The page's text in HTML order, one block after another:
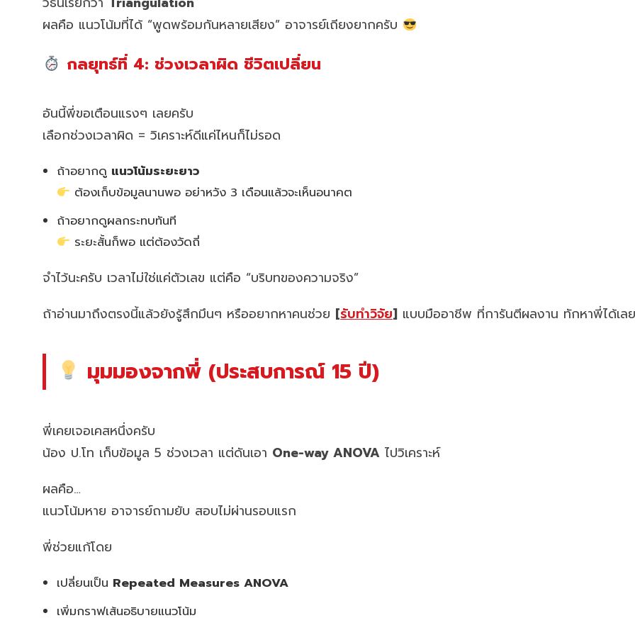
ผลคือ แนวโน้มที่ได้ “พูดพร้อมกันหลายเสียง” อาจารย์เถียงยากครับ
กลยุทธ์ที่ 4: ช่วงเวลาผิด ชีวิตเปลี่ยน
อันนี้พี่ขอเตือนแรงๆ เลยครับ
เลือกช่วงเวลาผิด = วิเคราะห์ดีแค่ไหนก็ไม่รอด
ถ้าอยากดู แนวโน้มระยะยาว
ต้องเก็บข้อมูลนานพอ อย่าหวัง 3 เดือนแล้วจะเห็นอนาคต
ถ้าอยากดูผลกระทบทันที
ระยะสั้นก็พอ แต่ต้องวัดถี่
จำไว้นะครับ เวลาไม่ใช่แค่ตัวเลข แต่คือ “บริบทของความจริง”
ถ้าอ่านมาถึงตรงนี้แล้วยังรู้สึกมึนๆ หรืออยากหาคนช่วย [รับทำวิจัย] แบบมืออาชีพ ที่การันตีผลงาน ทักหาพี่ได้เล
มุมมองจากพี่ (ประสบการณ์ 15 ปี)
พี่เคยเจอเคสหนึ่งครับ
น้อง ป.โท เก็บข้อมูล 5 ช่วงเวลา แต่ดันเอา One-way ANOVA ไปวิเคราะห์
ผลคือ…
แนวโน้มหาย อาจารย์ถามยับ สอบไม่ผ่านรอบแรก
พี่ช่วยแก้โดย
เปลี่ยนเป็น Repeated Measures ANOVA
เพิ่มกราฟเส้นอธิบายแนวโน้ม